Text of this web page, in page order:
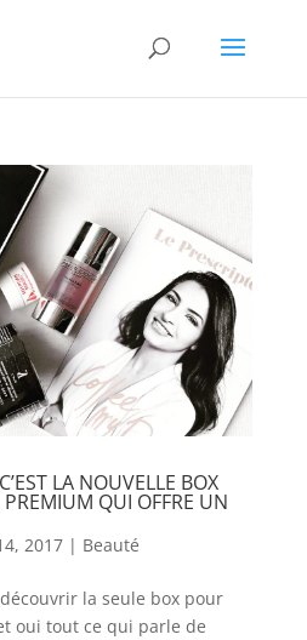
LA NOUVELLE BOX
QUI OFFRE UN
2017| Beauté
la seule box pour
oui tout ce qui parle de